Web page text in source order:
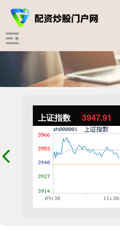
上证指数 3947.91